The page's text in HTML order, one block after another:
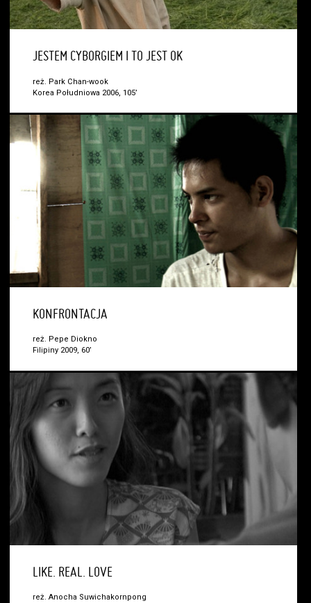
JESTEM CYBORGIEM I TO JEST OK
reż. Park Chan-wook
Korea Południowa 2006, 105’
KONFRONTACJA
reż. Pepe Diokno
Filipiny 2009, 60’
LIKE. REAL. LOVE
reż. Anocha Suwichakornpong